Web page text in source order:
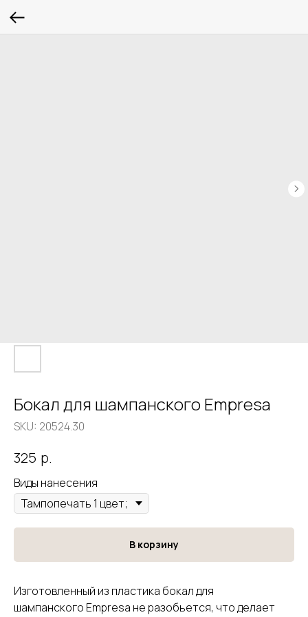
Бокал для шампанского Empresa
SKU: 20524.30
325 р.
Виды нанесения
В корзину
Изготовленный из пластика бокал для
шампанского Empresa не разобьется, что делает